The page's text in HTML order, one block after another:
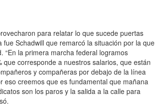
para relatar lo que sucede puertas
Schadwill que remarcó la situación por la que
“En la primera marcha federal logramos
corresponde a nuestros salarios, que están
y compañeras por debajo de la línea
eso creemos que es fundamental que mañana
son los paros y la salida a la calle para